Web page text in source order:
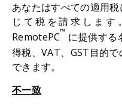
あなたはすべての適用
じて税を請求します
RemotePC™ に提供する
得税、VAT、GST目的
できます。
不一致